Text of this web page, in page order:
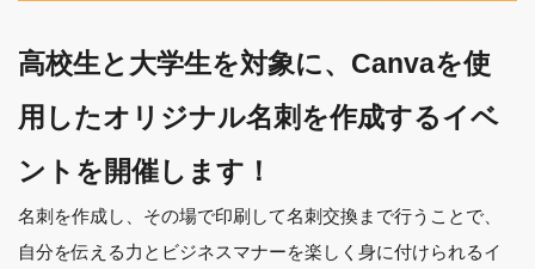
高校生と大学生を対象に、Canvaを使
用したオリジナル名刺を作成するイベ
ントを開催します！
名刺を作成し、その場で印刷して名刺交換まで行うことで、
自分を伝える力とビジネスマナーを楽しく身に付けられるイ